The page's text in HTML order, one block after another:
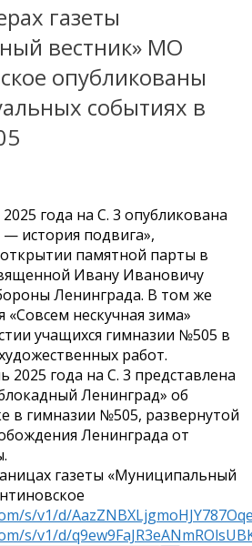
газеты
вестник» МО
опубликованы
событиях в
года на С. 3 опубликована
— история подвига»,
памятной парты в
Ивану Ивановичу
Ленинграда. В том же
«Совсем нескучная зима»
учащихся гимназии №505 в
работ.
2025 года на С. 3 представлена
Ленинград» об
в гимназии №505, развернутой
Ленинграда от
газеты «Муниципальный
s/v1/d/
s/v1/d/